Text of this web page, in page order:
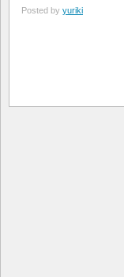
Posted by yuriki